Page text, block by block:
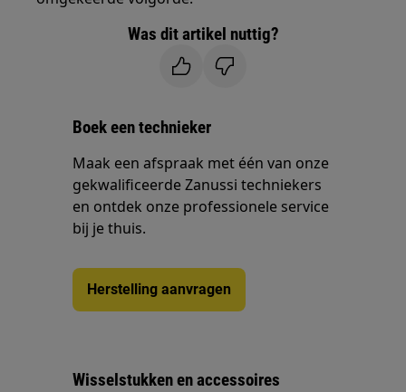
Was dit artikel nuttig?
Boek een technieker
Maak een afspraak met één van onze
gekwalificeerde Zanussi techniekers
en ontdek onze professionele service
bij je thuis.
Herstelling aanvragen
Wisselstukken en accessoires